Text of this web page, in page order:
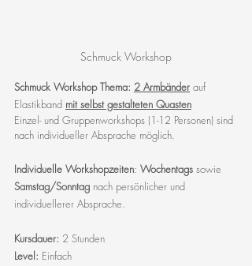
Schmuck Workshop
Schmuck Workshop Thema: 2 Armbänder auf
Elastikband mit selbst gestalteten Quasten
Einzel- und Gruppenworkshops (1-12 Personen) sind
nach individueller Absprache möglich.
Individuelle Workshopzeiten: Wochentags sowie
Samstag/Sonntag nach persönlicher und
individuellerer Absprache.
Kursdauer: 2 Stunden
Level: Einfach